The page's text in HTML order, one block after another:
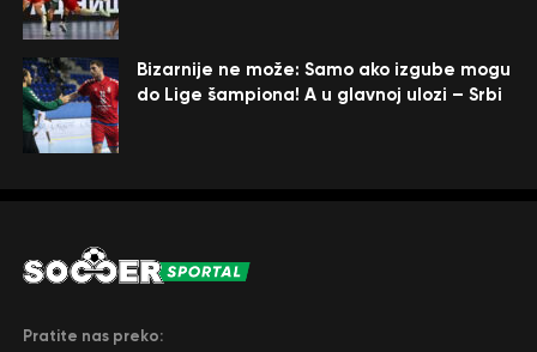
Bizarnije ne može: Samo ako izgube mogu
do Lige šampiona! A u glavnoj ulozi – Srbi
Pratite nas preko: